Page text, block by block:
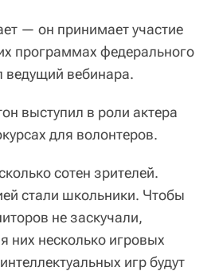
— он принимает участие
программах федерального
ведущий вебинара.
выступил в роли актера
для волонтеров.
сотен зрителей.
стали школьники. Чтобы
не заскучали,
них несколько игровых
игр будут